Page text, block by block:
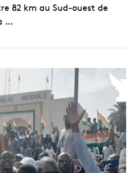
82 km au Sud-ouest de
…